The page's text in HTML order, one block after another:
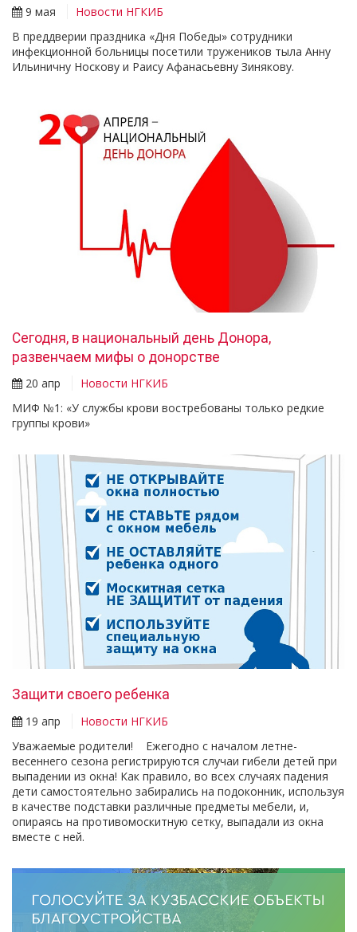
9 мая
Новости НГКИБ
В преддверии праздника «Дня Победы» сотрудники
инфекционной больницы посетили тружеников тыла Анну
Ильиничну Носкову и Раису Афанасьевну Зинякову. ⠀ ⠀
Сегодня, в национальный день Донора,
развенчаем мифы о донорстве
20 апр
Новости НГКИБ
МИФ №1: «У службы крови востребованы только редкие
группы крови»
Защити своего ребенка
19 апр
Новости НГКИБ
Уважаемые родители! Ежегодно с началом летне-
весеннего сезона регистрируются случаи гибели детей при
выпадении из окна! Как правило, во всех случаях падения
дети самостоятельно забирались на подоконник, используя
в качестве подставки различные предметы мебели, и,
опираясь на противомоскитную сетку, выпадали из окна
вместе с ней.